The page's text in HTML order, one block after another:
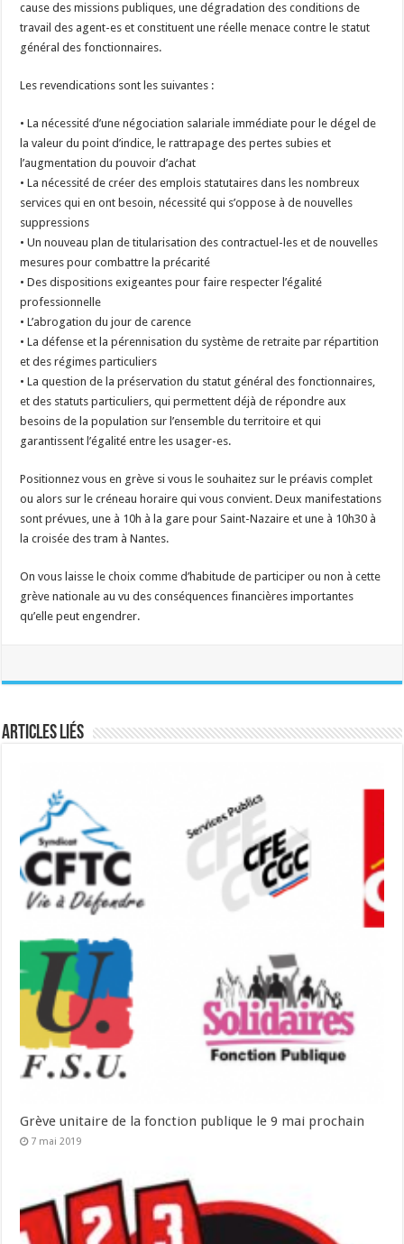
cause des missions publiques, une dégradation des conditions de
travail des agent-es et constituent une réelle menace contre le statut
général des fonctionnaires.
Les revendications sont les suivantes :
• La nécessité d’une négociation salariale immédiate pour le dégel de
la valeur du point d’indice, le rattrapage des pertes subies et
l’augmentation du pouvoir d’achat
• La nécessité de créer des emplois statutaires dans les nombreux
services qui en ont besoin, nécessité qui s’oppose à de nouvelles
suppressions
• Un nouveau plan de titularisation des contractuel-les et de nouvelles
mesures pour combattre la précarité
• Des dispositions exigeantes pour faire respecter l’égalité
professionnelle
• L’abrogation du jour de carence
• La défense et la pérennisation du système de retraite par répartition
et des régimes particuliers
• La question de la préservation du statut général des fonctionnaires,
et des statuts particuliers, qui permettent déjà de répondre aux
besoins de la population sur l’ensemble du territoire et qui
garantissent l’égalité entre les usager-es.
Positionnez vous en grève si vous le souhaitez sur le préavis complet
ou alors sur le créneau horaire qui vous convient. Deux manifestations
sont prévues, une à 10h à la gare pour Saint-Nazaire et une à 10h30 à
la croisée des tram à Nantes.
On vous laisse le choix comme d’habitude de participer ou non à cette
grève nationale au vu des conséquences financières importantes
qu’elle peut engendrer.
Articles liés
Grève unitaire de la fonction publique le 9 mai prochain
7 mai 2019